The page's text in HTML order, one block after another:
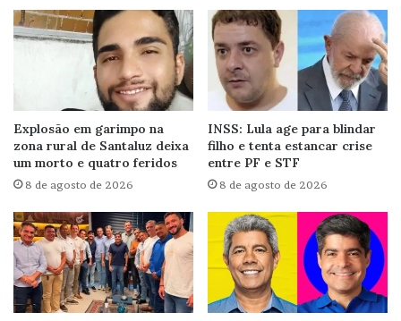
Explosão em garimpo na
zona rural de Santaluz deixa
um morto e quatro feridos
8 de agosto de 2026
INSS: Lula age para blindar
filho e tenta estancar crise
entre PF e STF
8 de agosto de 2026